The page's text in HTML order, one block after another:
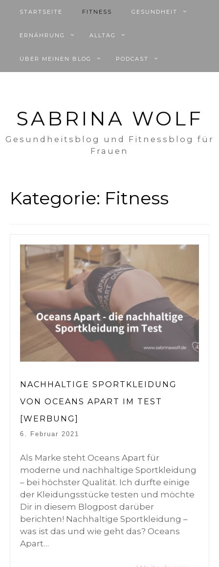
STARTSEITE FITNESS GESUNDHEIT
ERNÄHRUNG ALLTAG
ÜBER MEINEN BLOG PODCAST
SABRINA WOLF
Gesundheitsblog und Fitnessblog für
Frauen
Kategorie: Fitness
NACHHALTIGE SPORTKLEIDUNG
VON OCEANS APART IM TEST
[WERBUNG]
6. Februar 2021
Als Marke steht Oceans Apart für
moderne und nachhaltige Sportkleidung
– bei höchster Qualität. Ich durfte einige
der Kleidungsstücke testen und möchte
Dir in diesem Blogpost darüber
berichten! Nachhaltige Sportkleidung –
was ist das und wie geht das? Oceans
Apart…